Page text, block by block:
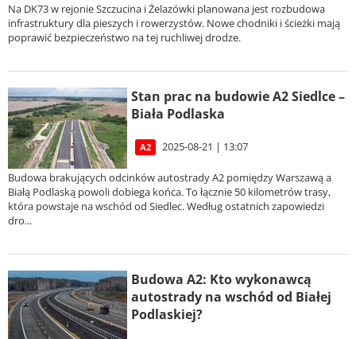
Na DK73 w rejonie Szczucina i Żelazówki planowana jest rozbudowa
infrastruktury dla pieszych i rowerzystów. Nowe chodniki i ścieżki mają
poprawić bezpieczeństwo na tej ruchliwej drodze.
Stan prac na budowie A2 Siedlce –
Biała Podlaska
A2 2025-08-21 | 13:07
Budowa brakujących odcinków autostrady A2 pomiędzy Warszawą a
Białą Podlaską powoli dobiega końca. To łącznie 50 kilometrów trasy,
która powstaje na wschód od Siedlec. Według ostatnich zapowiedzi
dro...
Budowa A2: Kto wykonawcą
autostrady na wschód od Białej
Podlaskiej?